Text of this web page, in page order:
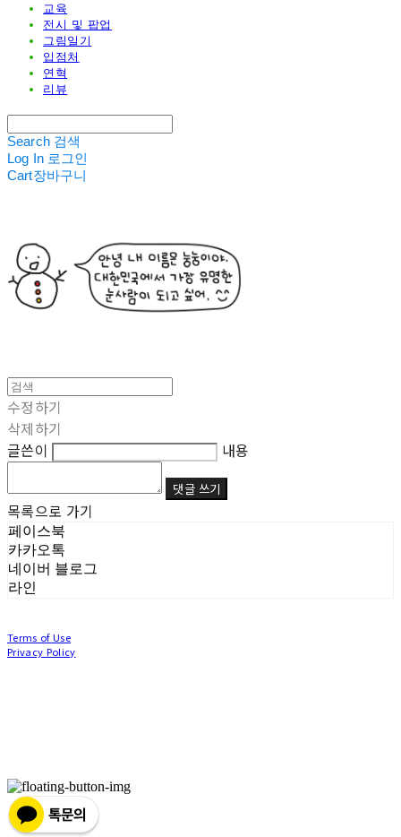
교육
전시 및 팝업
그림일기
입점처
연혁
리뷰
Search 검색
Log In 로그인
Cart장바구니
수정하기
삭제하기
글쓴이
내용
댓글 쓰기
목록으로 가기
페이스북
카카오톡
네이버 블로그
라인
Terms of Use
Privacy Policy